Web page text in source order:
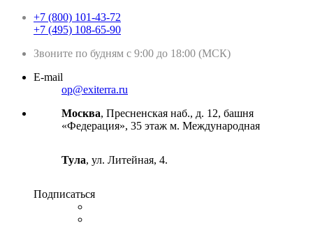
+7 (800) 101-43-72
+7 (495) 108-65-90
Звоните по будням с 9:00 до 18:00 (МСК)
E-mail
op@exiterra.ru
Москва, Пресненская наб., д. 12, башня
«Федерация», 35 этаж м. Международная
Тула, ул. Литейная, 4.
Подписаться